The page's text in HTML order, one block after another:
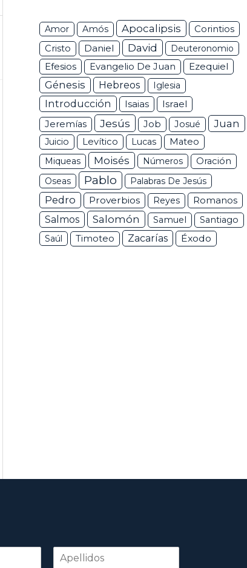
Amor Amós Apocalipsis Corintios
Cristo Daniel David Deuteronomio
Efesios Evangelio De Juan Ezequiel
Génesis Hebreos Iglesia
Introducción Isaias Israel
Jeremías Jesús Job Josué Juan
Juicio Levítico Lucas
Mateo
Miqueas
Moisés Números
Oración
Oseas
Pablo Palabras De Jesús
Pedro Proverbios Reyes
Romanos
Salmos
Salomón Samuel
Santiago
Saúl
Timoteo Zacarías Éxodo